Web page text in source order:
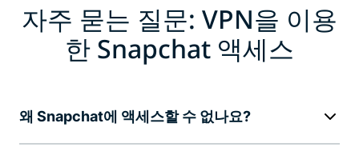
자주 묻는 질문: VPN을 이용
한 Snapchat 액세스
왜 Snapchat에 액세스할 수 없나요?